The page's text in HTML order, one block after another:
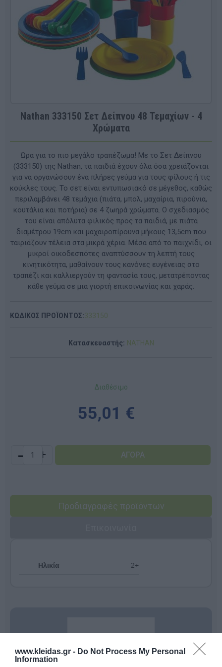
www.kleidas.gr - Do Not Process My Personal
Information
Nathan 333150 Σετ Δείπνου 48 Τεμαχίων - 4
Χρώματα
Ώρα για το πιο μεγάλο τραπέζωμα! Με το Σετ Δείπνου
(333150) της Nathan, τα παιδιά έχουν όλα όσα χρειάζονται
για να οργανώσουν ένα πλήρες γεύμα για τους φίλους ή τις
κούκλες τους. Το σετ είναι εντυπωσιακό σε μέγεθος, καθώς
περιλαμβάνει 48 τεμάχια (πιάτα, μπολ, μαχαίρια, πιρούνια,
κουτάλια και ποτήρια) σε 4 ζωηρά χρώματα. Ο σχεδιασμός
του είναι απόλυτα φιλικός προς τα παιδιά, με πιάτα
διαμέτρου 19cm και μαχαιροπίρουνα μήκους 13,5cm που
ταιριάζουν τέλεια στα μικρά χέρια. Μέσα από το παιχνίδι, οι
μικροί οικοδεσπότες αναπτύσσουν τη λεπτή τους
κινητικότητα, μαθαίνουν τους κανόνες ευγένειας στο
τραπέζι και καλλιεργούν τη φαντασία τους, μετατρέποντας
κάθε γεύμα σε μια γιορτή επικοινωνίας και χαράς.
ΚΩΔΙΚΟΣ ΠΡΟΪΟΝΤΟΣ:333150
Κατασκευαστής: NATHAN
Διαθέσιμο
55,01 €
- +
Προδιαγραφές προϊόντων
Ηλικία 2+